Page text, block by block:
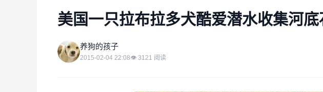
美国一只拉布拉多犬酷爱潜水收集河
养 养狗的孩子
2015-02-04 22:08👁 3121 阅读